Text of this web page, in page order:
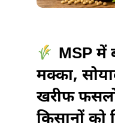
MSP में
मक्का,
खरीफ
किसानों को